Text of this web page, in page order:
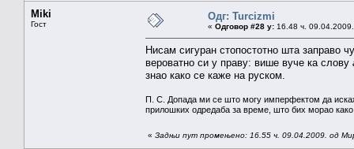
Miki
Гост
Одг: Turcizmi
« Одговор #28 у: 16.48 ч.
Нисам сигуран стопостотно шта заправо
вероватно си у праву: више вуче ка слову
знао како се каже на руском.
П. С. Допада ми се што могу имперфектом да
прилошких одредаба за време, што бих морао
« Задњи пут промењено: 16.55 ч. 09.04.2009. од